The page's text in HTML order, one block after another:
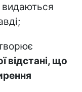
видаються
відстані, що